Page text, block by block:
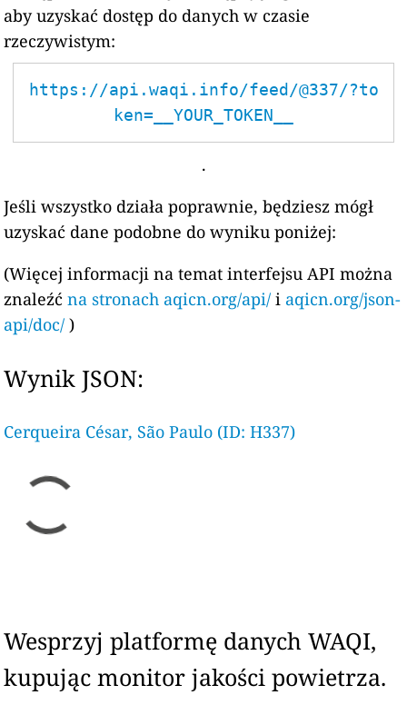
aby uzyskać dostęp do danych w czasie
rzeczywistym:
https://api.waqi.info/feed/@337/?to
ken=__YOUR_TOKEN__
.
Jeśli wszystko działa poprawnie, będziesz mógł
uzyskać dane podobne do wyniku poniżej:
(Więcej informacji na temat interfejsu API można
znaleźćna stronach aqicn.org/api/ i aqicn.org/json-
api/doc/ )
Wynik JSON:
Cerqueira César, São Paulo (ID: H337)
Wesprzyj platformę danych WAQI,
kupując monitor jakości powietrza.